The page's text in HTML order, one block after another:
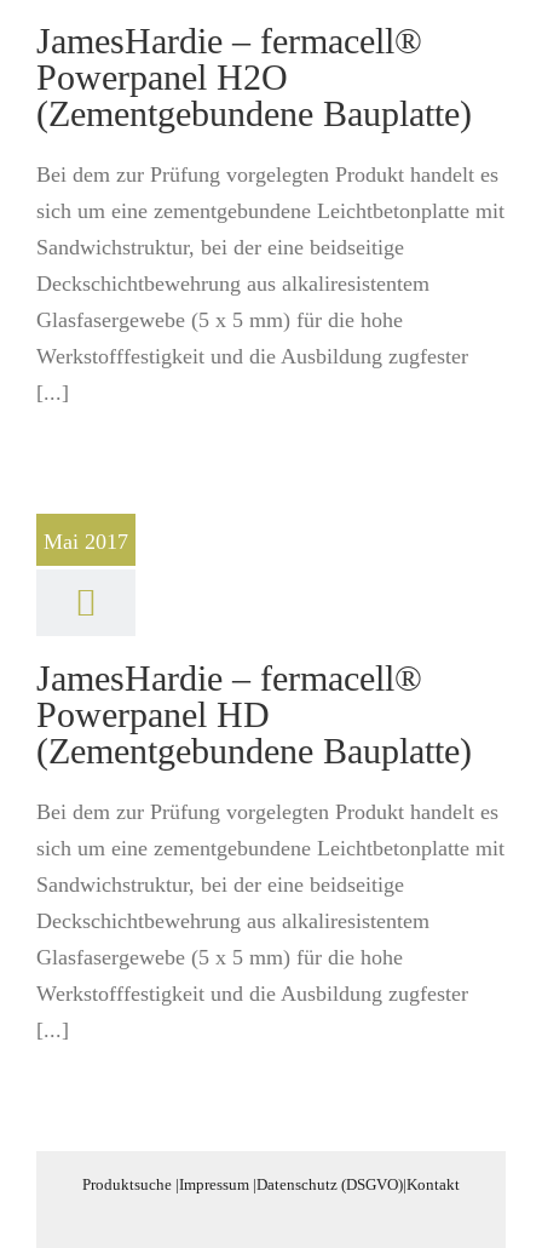
JamesHardie – fermacell®
Powerpanel H2O
(Zementgebundene Bauplatte)
Bei dem zur Prüfung vorgelegten Produkt handelt es
sich um eine zementgebundene Leichtbe­tonplatte mit
Sandwich­struktur, bei der eine beidseitige
Deckschichtbeweh­rung aus alkaliresistentem
Glasfasergewebe (5 x 5 mm) für die hohe
Werkstofffestigkeit und die Ausbil­dung zugfester
[...]
Mai 2017
JamesHardie – fermacell®
Powerpanel HD
(Zementgebundene Bauplatte)
Bei dem zur Prüfung vorgelegten Produkt handelt es
sich um eine zementgebundene Leichtbe­tonplatte mit
Sandwich­struktur, bei der eine beidseitige
Deckschichtbeweh­rung aus alkaliresistentem
Glasfasergewebe (5 x 5 mm) für die hohe
Werkstofffestigkeit und die Ausbil­dung zugfester
[...]
Produktsuche |Impressum |Datenschutz (DSGVO)|Kontakt